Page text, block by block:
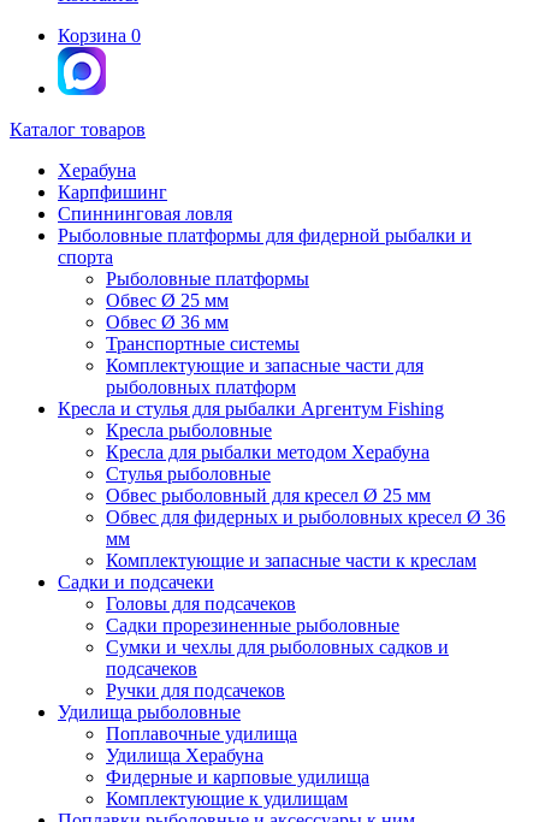
Корзина 0
Каталог товаров
Херабуна
Карпфишинг
Спиннинговая ловля
Рыболовные платформы для фидерной рыбалки и
спорта
Рыболовные платформы
Обвес Ø 25 мм
Обвес Ø 36 мм
Транспортные системы
Комплектующие и запасные части для
рыболовных платформ
Кресла и стулья для рыбалки Аргентум Fishing
Кресла рыболовные
Кресла для рыбалки методом Херабуна
Стулья рыболовные
Обвес рыболовный для кресел Ø 25 мм
Обвес для фидерных и рыболовных кресел Ø 36
мм
Комплектующие и запасные части к креслам
Садки и подсачеки
Головы для подсачеков
Садки прорезиненные рыболовные
Сумки и чехлы для рыболовных садков и
подсачеков
Ручки для подсачеков
Удилища рыболовные
Поплавочные удилища
Удилища Херабуна
Фидерные и карповые удилища
Комплектующие к удилищам